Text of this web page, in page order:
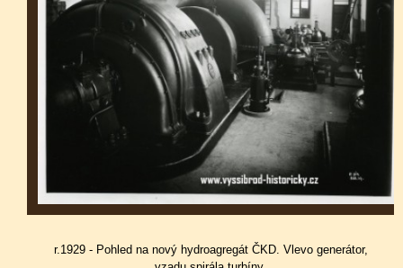
r.1929 - Pohled na nový hydroagregát ČKD. Vlevo generátor,